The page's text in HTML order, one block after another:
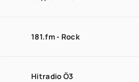
181.fm - Rock
Hitradio Ö3